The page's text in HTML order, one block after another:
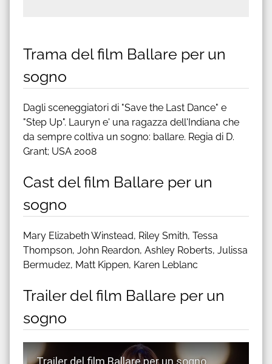
Trama del film Ballare per un
sogno
Dagli sceneggiatori di "Save the Last Dance" e
"Step Up". Lauryn e' una ragazza dell'Indiana che
da sempre coltiva un sogno: ballare. Regia di D.
Grant; USA 2008
Cast del film Ballare per un
sogno
Mary Elizabeth Winstead, Riley Smith, Tessa
Thompson, John Reardon, Ashley Roberts, Julissa
Bermudez, Matt Kippen, Karen Leblanc
Trailer del film Ballare per un
sogno
Guarda trailer del film Ballare per un sogno